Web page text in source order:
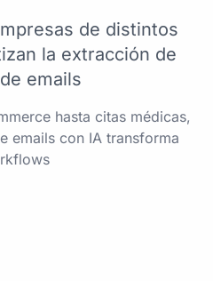
de distintos
la extracción de
emails
hasta citas médicas,
emails con IA transforma